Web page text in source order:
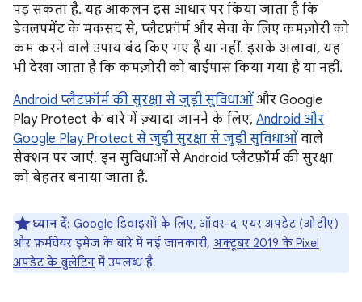
पड़ सकता है. यह आकलन इस आधार पर किया जाता है कि
डेवलपमेंट के मकसद से, प्लैटफ़ॉर्म और सेवा के लिए कमज़ोरी को
कम करने वाले उपाय बंद किए गए हैं या नहीं. इसके अलावा, यह
भी देखा जाता है कि कमज़ोरी को बाईपास किया गया है या नहीं.
Android प्लैटफ़ॉर्म की सुरक्षा से जुड़ी सुविधाओं और Google
Play Protect के बारे में ज़्यादा जानने के लिए, Android और
Google Play Protect से जुड़ी सुरक्षा से जुड़ी सुविधाओं वाले
सेक्शन पर जाएं. इन सुविधाओं से Android प्लैटफ़ॉर्म की सुरक्षा
को बेहतर बनाया जाता है.
ध्यान दें: Google डिवाइसों के लिए, ऑवर-द-एयर अपडेट (ओटीए)
और फ़र्मवेयर इमेज के बारे में नई जानकारी, अक्टूबर 2019 के Pixel
अपडेट के बुलेटिन में उपलब्ध है.